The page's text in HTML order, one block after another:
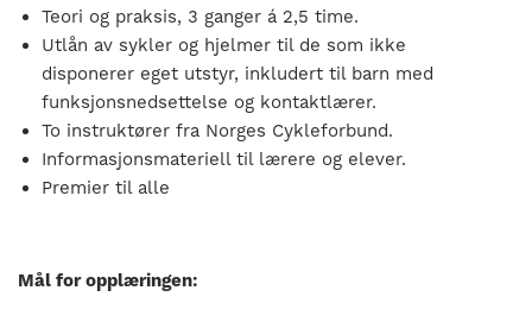
Teori og praksis, 3 ganger á 2,5 time.
Utlån av sykler og hjelmer til de som ikke
disponerer eget utstyr, inkludert til barn med
funksjonsnedsettelse og kontaktlærer.
To instruktører fra Norges Cykleforbund.
Informasjonsmateriell til lærere og elever.
Premier til alle
Mål for opplæringen: